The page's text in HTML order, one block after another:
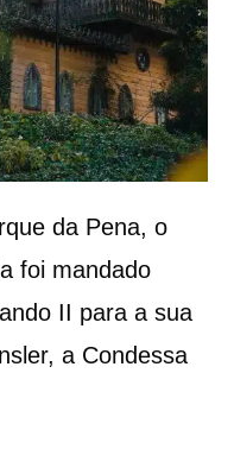
da Pena, o
foi mandado
II para a sua
a Condessa